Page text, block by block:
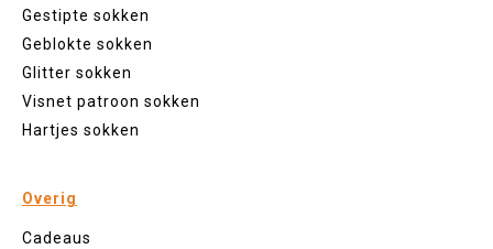
Gestipte sokken
Geblokte sokken
Glitter sokken
Visnet patroon sokken
Hartjes sokken
Overig
Cadeaus